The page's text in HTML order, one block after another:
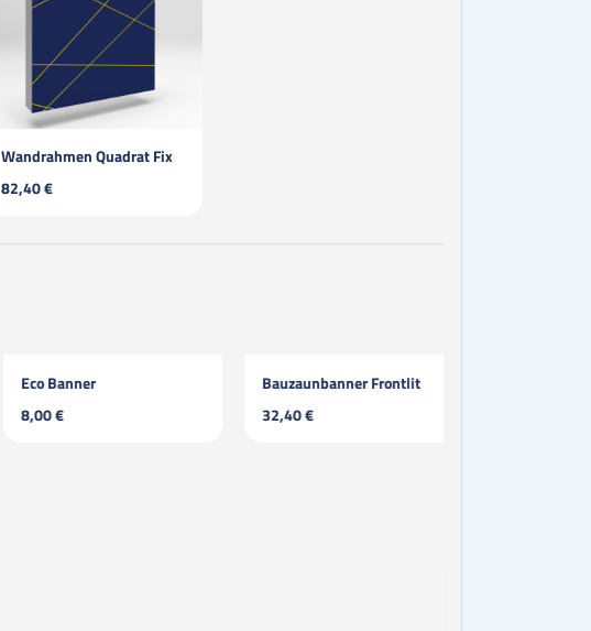
Wandrahmen Quadrat Fix
82,40 €
Eco Banner
8,00 €
Bauzaunbanner Frontlit
32,40 €